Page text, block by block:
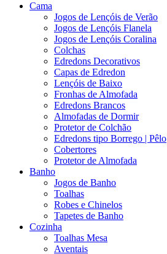
Cama
Jogos de Lençóis de Verão
Jogos de Lençóis Flanela
Jogos de Lençóis Coralina
Colchas
Edredons Decorativos
Capas de Edredon
Lençóis de Baixo
Fronhas de Almofada
Edredons Brancos
Almofadas de Dormir
Protetor de Colchão
Edredons tipo Borrego | Pêlo
Cobertores
Protetor de Almofada
Banho
Jogos de Banho
Toalhas
Robes e Chinelos
Tapetes de Banho
Cozinha
Toalhas Mesa
Aventais